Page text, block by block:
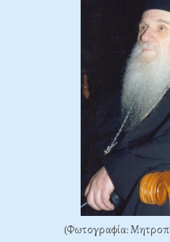
(Φωτογραφία: